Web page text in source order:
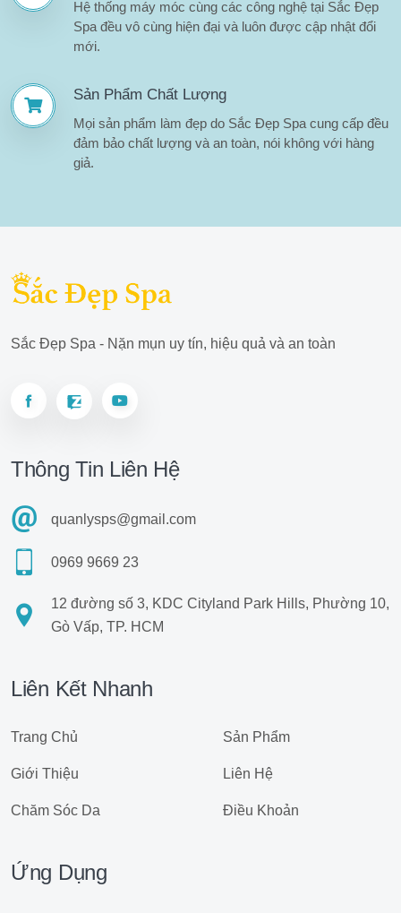
Hệ thống máy móc cùng các công nghệ tại Sắc Đẹp
Spa đều vô cùng hiện đại và luôn được cập nhật đổi
mới.
Sản Phẩm Chất Lượng
Mọi sản phẩm làm đẹp do Sắc Đẹp Spa cung cấp đều
đảm bảo chất lượng và an toàn, nói không với hàng
giả.
Sắc Đẹp Spa - Nặn mụn uy tín, hiệu quả và an toàn
Thông Tin Liên Hệ
quanlysps@gmail.com
0969 9669 23
12 đường số 3, KDC Cityland Park Hills, Phường 10,
Gò Vấp, TP. HCM
Liên Kết Nhanh
Trang Chủ
Giới Thiệu
Chăm Sóc Da
Sản Phẩm
Liên Hệ
Điều Khoản
Ứng Dụng